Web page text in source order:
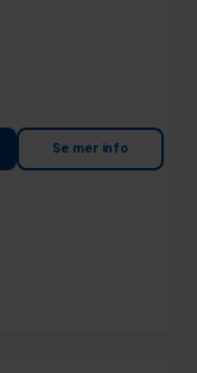
Se mer info